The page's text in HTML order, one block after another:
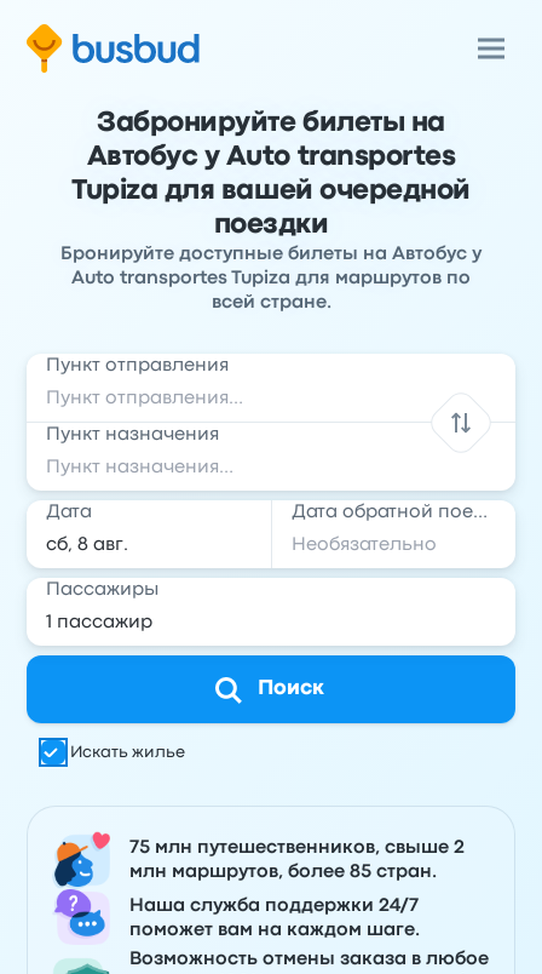
Забронируйте билеты на
Автобус у Auto transportes
Tupiza для вашей очередной
поездки
Бронируйте доступные билеты на Автобус у
Auto transportes Tupiza для маршрутов по
всей стране.
Пункт отправления
Пункт назначения
Дата Дата обратной поездки
Пассажиры
Поиск
Искать жилье
75 млн путешественников, свыше 2
млн маршрутов, более 85 стран.
Наша служба поддержки 24/7
поможет вам на каждом шаге.
Возможность отмены заказа в любое